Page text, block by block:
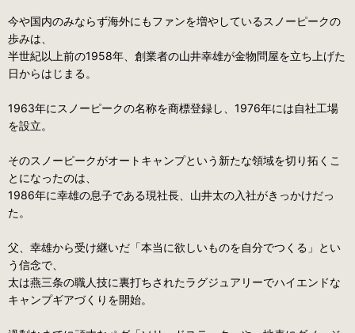
今や国内のみならず海外にもファンを増やしているスノーピークの
歩みは、
半世紀以上前の1958年、創業者の山井幸雄が金物問屋を立ち上げた
日からはじまる。
1963年にスノーピークの名称を商標登録し、1976年には自社工場
を設立。
そのスノーピークがオートキャンプという新たな領域を切り拓くこ
とになったのは、
1986年に幸雄の息子である現社長、山井太の入社がきっかけだっ
た。
父、幸雄から受け継いだ「本当に欲しいものを自分でつくる」とい
う信念で、
太は燕三条の職人技に裏打ちされたラグジュアリーでハイエンドな
キャンプギアづくりを開始。